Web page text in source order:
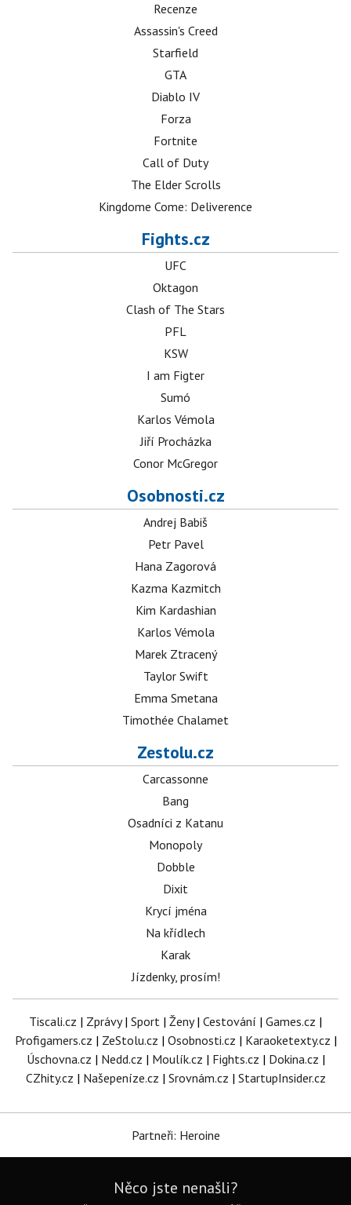
Recenze
Assassin's Creed
Starfield
GTA
Diablo IV
Forza
Fortnite
Call of Duty
The Elder Scrolls
Kingdome Come: Deliverence
Fights.cz
UFC
Oktagon
Clash of The Stars
PFL
KSW
I am Figter
Sumó
Karlos Vémola
Jiří Procházka
Conor McGregor
Osobnosti.cz
Andrej Babiš
Petr Pavel
Hana Zagorová
Kazma Kazmitch
Kim Kardashian
Karlos Vémola
Marek Ztracený
Taylor Swift
Emma Smetana
Timothée Chalamet
Zestolu.cz
Carcassonne
Bang
Osadníci z Katanu
Monopoly
Dobble
Dixit
Krycí jména
Na křídlech
Karak
Jízdenky, prosím!
Tiscali.cz | Zprávy| Sport | Ženy| Cestování | Games.cz |
Profigamers.cz | ZeStolu.cz | Osobnosti.cz | Karaoketexty.cz |
Úschovna.cz | Nedd.cz | Moulík.cz | Fights.cz | Dokina.cz |
CZhity.cz | Našepeníze.cz | Srovnám.cz | StartupInsider.cz
Partneři: Heroine
Něco jste nenašli?